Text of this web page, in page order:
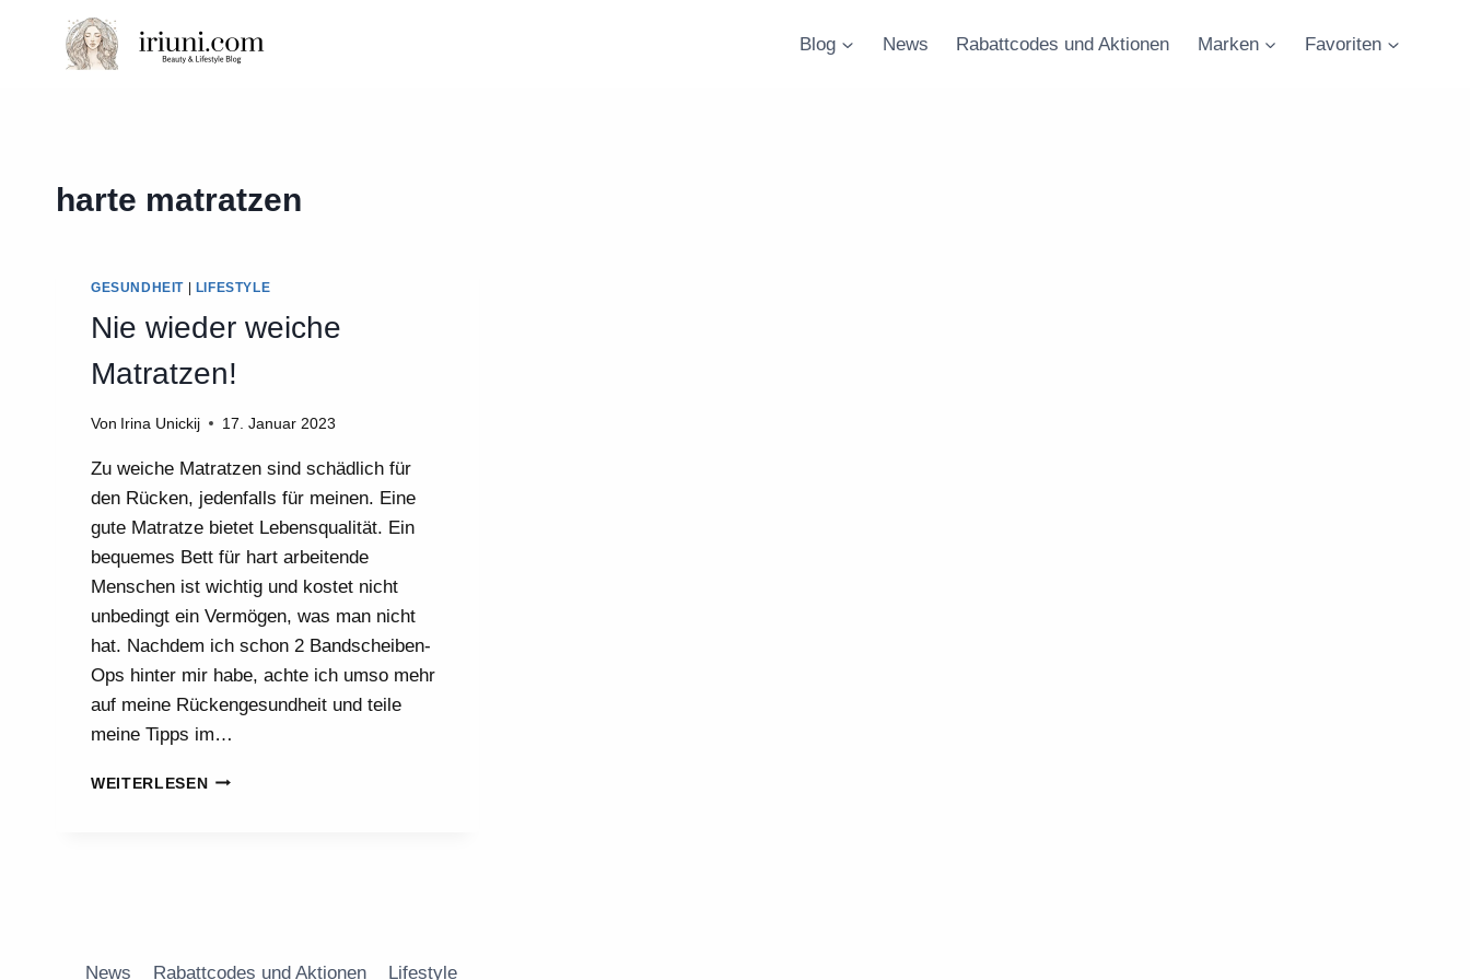
springen
Blog News Rabattcodes und Aktionen Marken Favoriten
harte matratzen
GESUNDHEIT| LIFESTYLE
Nie wieder weiche
Matratzen!
Von Irina Unickij 17. Januar 2023
Zu weiche Matratzen sind schädlich für
den Rücken, jedenfalls für meinen. Eine
gute Matratze bietet Lebensqualität. Ein
bequemes Bett für hart arbeitende
Menschen ist wichtig und kostet nicht
unbedingt ein Vermögen, was man nicht
hat. Nachdem ich schon 2 Bandscheiben-
Ops hinter mir habe, achte ich umso mehr
auf meine Rückengesundheit und teile
meine Tipps im…
WEITERLESENNIE
News Rabattcodes und Aktionen Lifestyle